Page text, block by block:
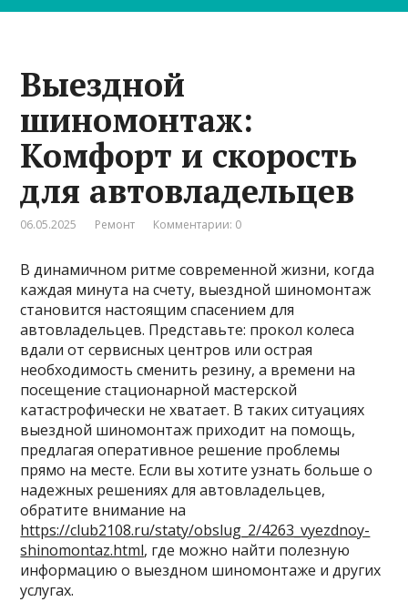
Выездной
шиномонтаж:
Комфорт и скорость
для автовладельцев
06.05.2025 Ремонт Комментарии: 0
В динамичном ритме современной жизни, когда
каждая минута на счету, выездной шиномонтаж
становится настоящим спасением для
автовладельцев. Представьте: прокол колеса
вдали от сервисных центров или острая
необходимость сменить резину, а времени на
посещение стационарной мастерской
катастрофически не хватает. В таких ситуациях
выездной шиномонтаж приходит на помощь,
предлагая оперативное решение проблемы
прямо на месте. Если вы хотите узнать больше о
надежных решениях для автовладельцев,
обратите внимание на
https://club2108.ru/staty/obslug_2/4263_vyezdnoy-
shinomontaz.html, где можно найти полезную
информацию о выездном шиномонтаже и других
услугах.